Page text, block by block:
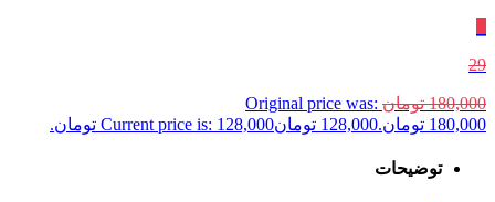
29
180,000 تومان Original price was:
180,000 تومان.
128,000 تومانCurrent price is: 128,000 تومان.
توضیحات